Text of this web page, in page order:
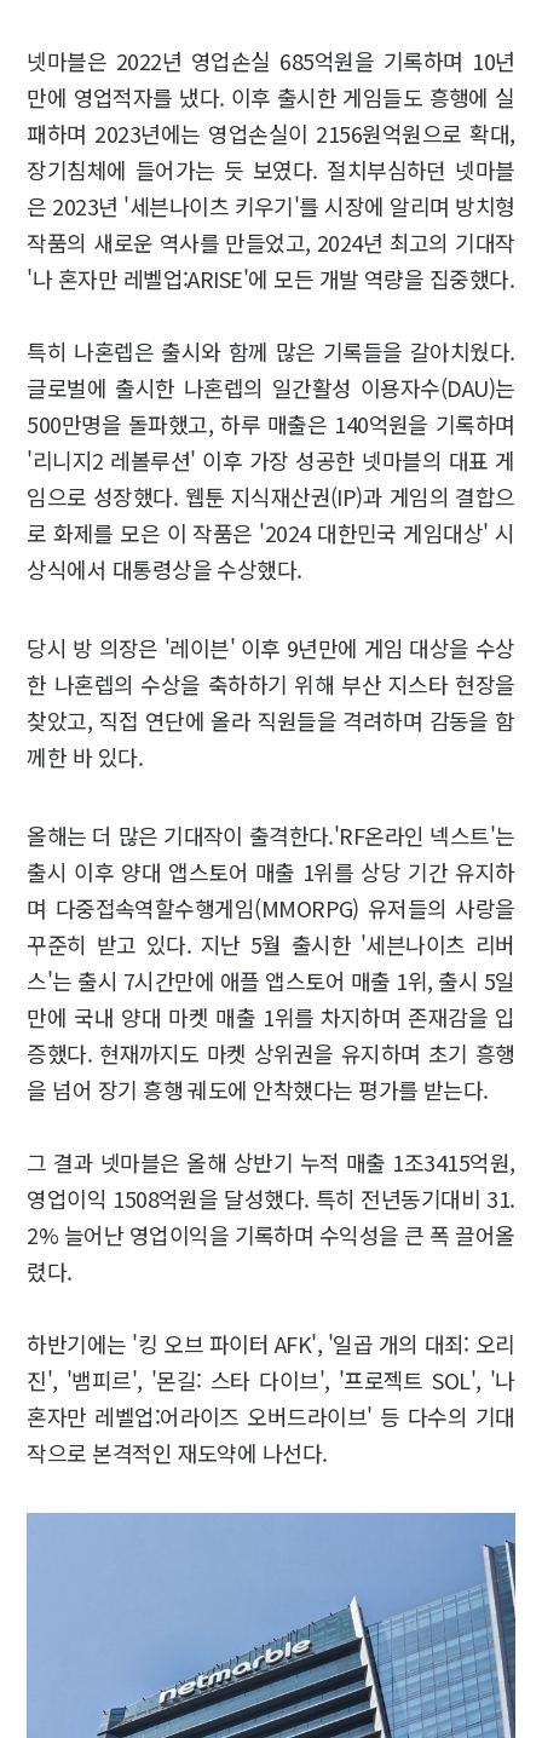
넷마블은 2022년 영업손실 685억원을 기록하며 10년
만에 영업적자를 냈다. 이후 출시한 게임들도 흥행에 실
패하며 2023년에는 영업손실이 2156원억원으로 확대,
장기침체에 들어가는 듯 보였다. 절치부심하던 넷마블
은 2023년 '세븐나이츠 키우기'를 시장에 알리며 방치형
작품의 새로운 역사를 만들었고, 2024년 최고의 기대작
'나 혼자만 레벨업:ARISE'에 모든 개발 역량을 집중했다.
특히 나혼렙은 출시와 함께 많은 기록들을 갈아치웠다.
글로벌에 출시한 나혼렙의 일간활성 이용자수(DAU)는
500만명을 돌파했고, 하루 매출은 140억원을 기록하며
'리니지2 레볼루션' 이후 가장 성공한 넷마블의 대표 게
임으로 성장했다. 웹툰 지식재산권(IP)과 게임의 결합으
로 화제를 모은 이 작품은 '2024 대한민국 게임대상' 시
상식에서 대통령상을 수상했다.
당시 방 의장은 '레이븐' 이후 9년만에 게임 대상을 수상
한 나혼렙의 수상을 축하하기 위해 부산 지스타 현장을
찾았고, 직접 연단에 올라 직원들을 격려하며 감동을 함
께한 바 있다.
올해는 더 많은 기대작이 출격한다.'RF온라인 넥스트'는
출시 이후 양대 앱스토어 매출 1위를 상당 기간 유지하
며 다중접속역할수행게임(MMORPG) 유저들의 사랑을
꾸준히 받고 있다. 지난 5월 출시한 '세븐나이츠 리버
스'는 출시 7시간만에 애플 앱스토어 매출 1위, 출시 5일
만에 국내 양대 마켓 매출 1위를 차지하며 존재감을 입
증했다. 현재까지도 마켓 상위권을 유지하며 초기 흥행
을 넘어 장기 흥행 궤도에 안착했다는 평가를 받는다.
그 결과 넷마블은 올해 상반기 누적 매출 1조3415억원,
영업이익 1508억원을 달성했다. 특히 전년동기대비 31.
2% 늘어난 영업이익을 기록하며 수익성을 큰 폭 끌어올
렸다.
하반기에는 '킹 오브 파이터 AFK', '일곱 개의 대죄: 오리
진', '뱀피르', '몬길: 스타 다이브', '프로젝트 SOL', '나
혼자만 레벨업:어라이즈 오버드라이브' 등 다수의 기대
작으로 본격적인 재도약에 나선다.